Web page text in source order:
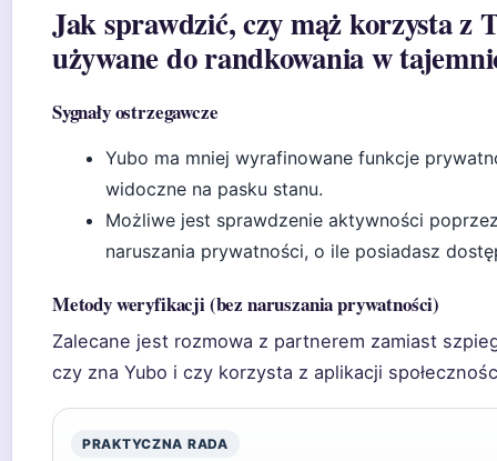
Jak sprawdzić, czy mąż korzysta z
używane do randkowania w
Sygnały ostrzegawcze
Yubo ma mniej wyrafinowane funkcje
widoczne na pasku stanu.
Możliwe jest sprawdzenie aktywności
naruszania prywatności, o ile posiadasz
Metody weryfikacji (bez naruszania prywatności)
Zalecane jest rozmowa z partnerem zamiast
czy zna Yubo i czy korzysta z aplikacji
PRAKTYCZNA RADA